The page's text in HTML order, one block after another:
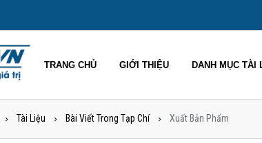
TRANG CHỦ GIỚI THIỆU DANH MỤC TÀI
Tài Liệu Bài Viết Trong Tạp Chí Xuất Bản Phẩm